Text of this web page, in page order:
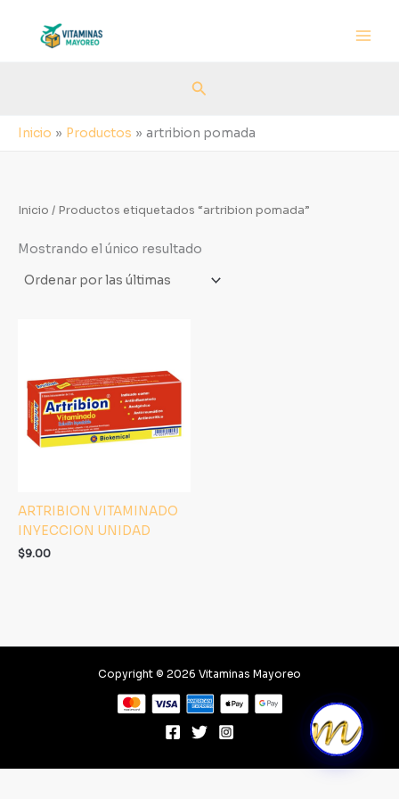
contenido
Buscar
Inicio Productos artribion pomada
Inicio / Productos etiquetados “artribion pomada”
Mostrando el único resultado
ARTRIBION VITAMINADO
INYECCION UNIDAD
$9.00
Copyright © 2026 Vitaminas Mayoreo